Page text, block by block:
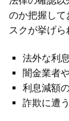
のか把握して
スクが挙げら
法外な利
闇金業者
利息減額
詐欺に遭